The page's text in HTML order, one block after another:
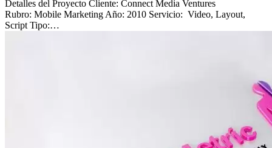
Detalles del Proyecto Cliente: Connect Media Ventures
Rubro: Mobile Marketing Año: 2010 Servicio: Video, Layout,
Script Tipo:…